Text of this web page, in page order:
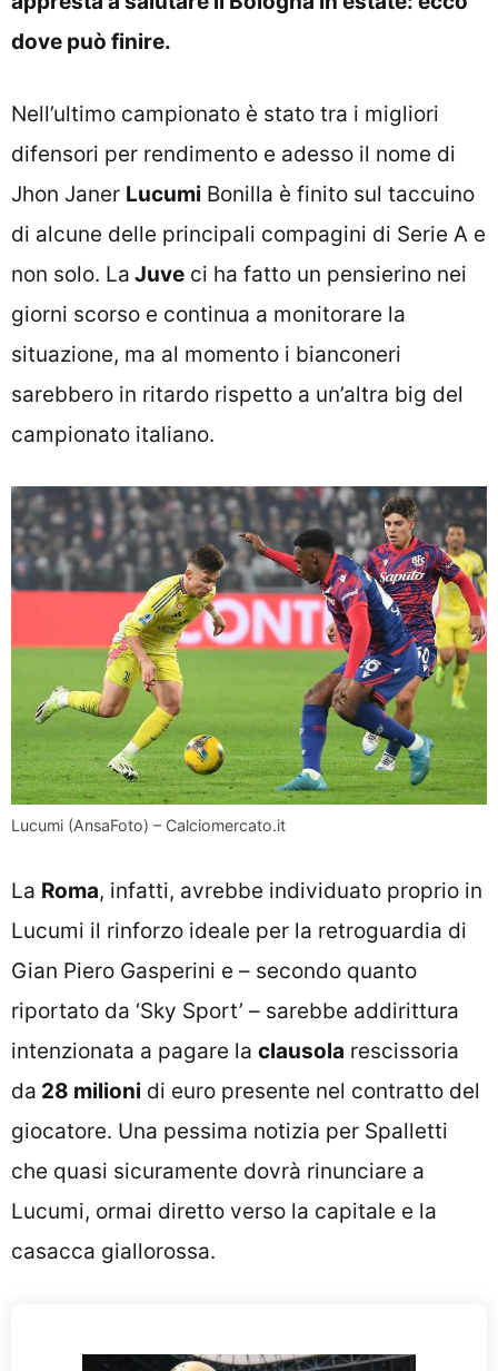
dove può finire.
Nell’ultimo campionato è stato tra i migliori
difensori per rendimento e adesso il nome di
Jhon Janer Lucumi Bonilla è finito sul taccuino
di alcune delle principali compagini di Serie A e
non solo. La Juve ci ha fatto un pensierino nei
giorni scorso e continua a monitorare la
situazione, ma al momento i bianconeri
sarebbero in ritardo rispetto a un’altra big del
campionato italiano.
Lucumi (AnsaFoto) – Calciomercato.it
La Roma, infatti, avrebbe individuato proprio in
Lucumi il rinforzo ideale per la retroguardia di
Gian Piero Gasperini e – secondo quanto
riportato da ‘Sky Sport’ – sarebbe addirittura
intenzionata a pagare la clausola rescissoria
da 28 milioni di euro presente nel contratto del
giocatore. Una pessima notizia per Spalletti
che quasi sicuramente dovrà rinunciare a
Lucumi, ormai diretto verso la capitale e la
casacca giallorossa.